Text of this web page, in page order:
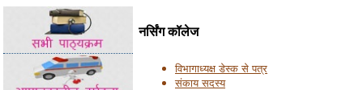
नर्सिंग कॉलेज
विभागाध्यक्ष डेस्क से पत्र
संकाय सदस्य